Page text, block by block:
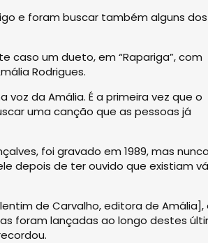
e foram buscar também alguns dos
caso um dueto, em “Rapariga”, com
Rodrigues.
voz da Amália. É a primeira vez que o
uma canção que as pessoas já
foi gravado em 1989, mas nunca
depois de ter ouvido que existiam
de Carvalho, editora de Amália],
foram lançadas ao longo destes